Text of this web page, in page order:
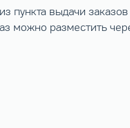
пункта выдачи
разместить